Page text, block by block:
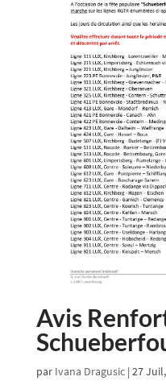
Avis
par Ivana Dragusic| 27